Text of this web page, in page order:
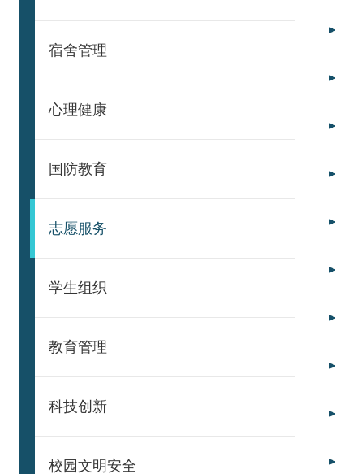
宿舍管理
心理健康
国防教育
志愿服务
学生组织
教育管理
科技创新
校园文明安全